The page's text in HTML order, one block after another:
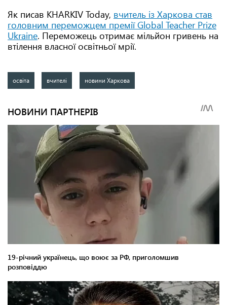
Як писав KHARKIV Today, вчитель із Харкова став
головним переможцем премії Global Teacher Prize
Ukraine. Переможець отримає мільйон гривень на
втілення власної освітньої мрії.
освіта вчителі новини Харкова